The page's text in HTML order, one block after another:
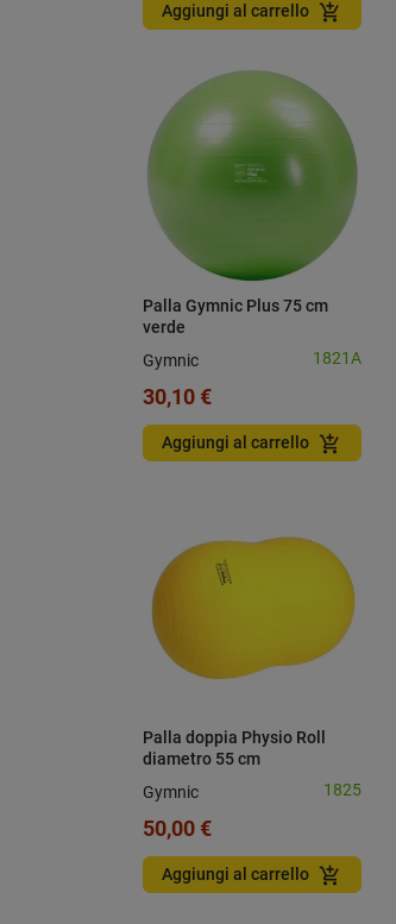
Aggiungi al carrello add_shopping_cart
Palla Gymnic Plus 75 cm
verde
Gymnic 1821A
30,10 €
Aggiungi al carrello add_shopping_cart
Palla doppia Physio Roll
diametro 55 cm
Gymnic 1825
50,00 €
Aggiungi al carrello add_shopping_cart